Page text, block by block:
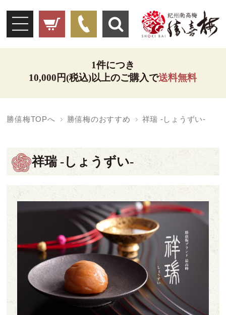
1件につき
10,000円(税込)以上のご購入で送料無料
勝僖梅TOPへ 勝僖梅のおすすめ 祥瑞 -しょうずい-
祥瑞 -しょうずい-